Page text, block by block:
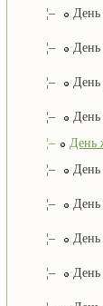
¦– День
¦– День
¦– День
¦–
День
¦–
День
¦–
День
¦– День
¦– День
¦– День